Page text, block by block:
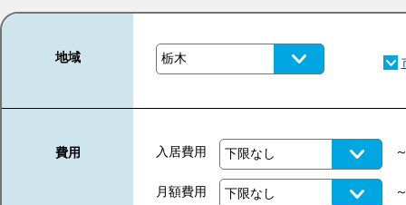
地域
費用 入居費用
月額費用